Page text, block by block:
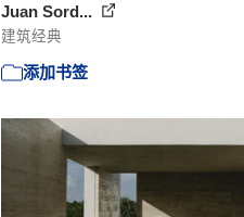
Juan Sord...
建筑经典
添加书签